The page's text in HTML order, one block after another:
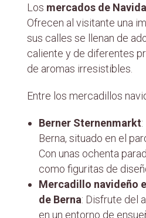
Los mercados de
Ofrecen al visitante una
sus calles se llenan de
caliente y de diferentes
de aromas irresistibles.
Entre los mercadillos
Berner Sternenmarkt
Berna, situado en el
Con unas ochenta
como figuritas de
Mercadillo navideño
de Berna: Disfrute del
en un entorno de